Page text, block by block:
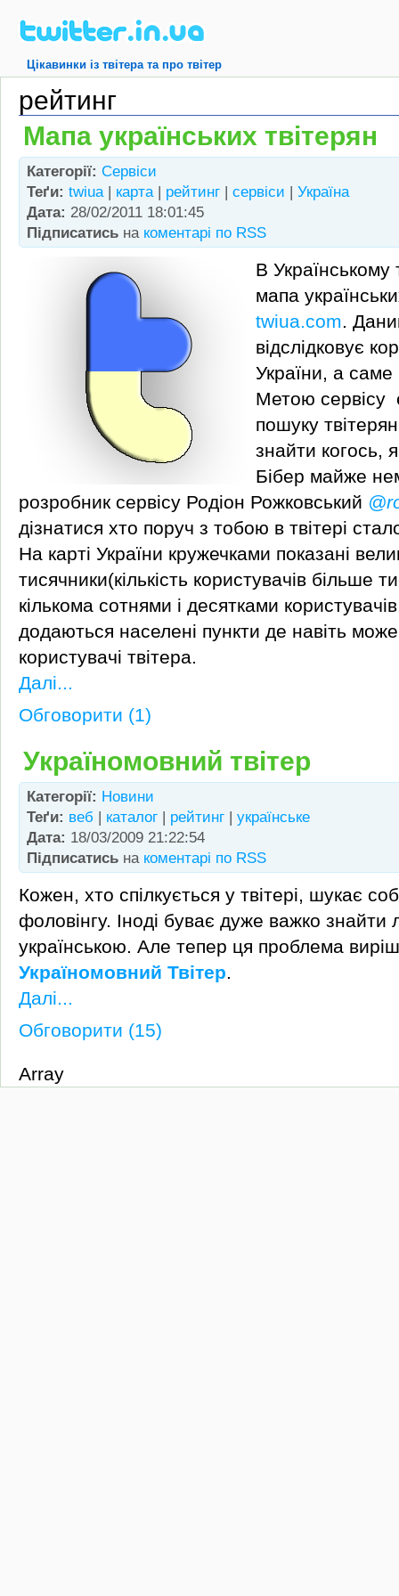
Цікавинки із твітера та про твітер
рейтинг
Мапа українських твітерян
Категорії: Сервіси
Теґи: twiua| карта| рейтинг | сервіси | Україна
Дата: 28/02/2011 18:01:45
Підписатись на коментарі по RSS
В Українському
мапа
twiua.com.
відслідковує
України, а
Метою сервісу
пошуку
знайти когось,
Бібер майже
розробник сервісу Родіон Рожковський
дізнатися хто поруч з тобою в твітері
На карті України кружечками показані
тисячники(кількість користувачів більше
кількома сотнями і десятками
додаються населені пункти де навіть
користувачі твітера.
Далі...
Обговорити (1)
Україномовний твітер
Категорії: Новини
Теґи: веб | каталог | рейтинг | українське
Дата: 18/03/2009 21:22:54
Підписатись на коментарі по RSS
Кожен, хто спілкується у твітері, шукає
фоловінгу. Іноді буває дуже важко
українською. Але тепер ця проблема
Україномовний Твітер.
Далі...
Обговорити (15)
Array